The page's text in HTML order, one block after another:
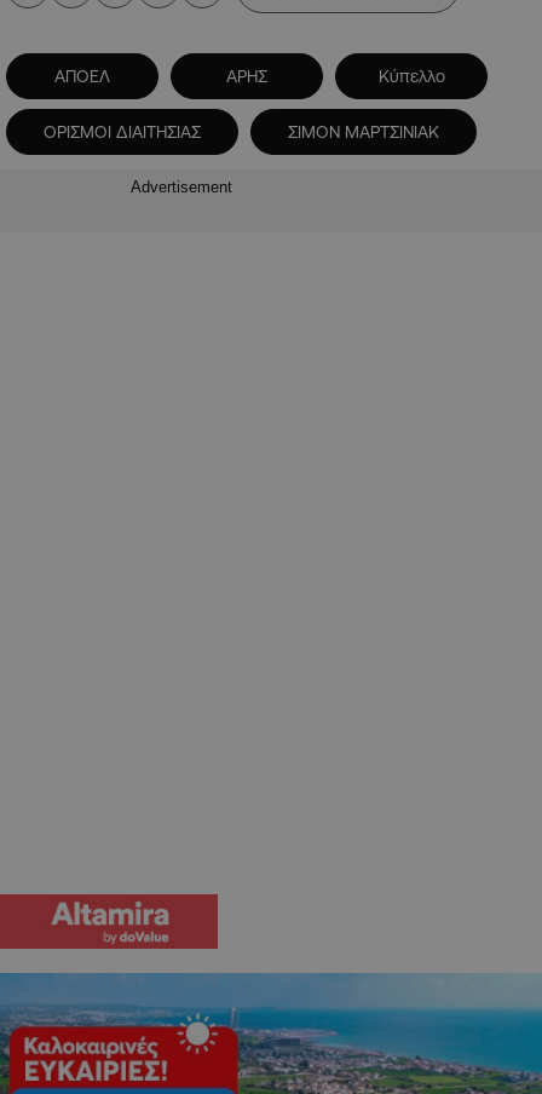
ΑΠΟΕΛ ΑΡΗΣ Κύπελλο
ΟΡΙΣΜΟΙ ΔΙΑΙΤΗΣΙΑΣ ΣΙΜΟΝ ΜΑΡΤΣΙΝΙΑΚ
Advertisement